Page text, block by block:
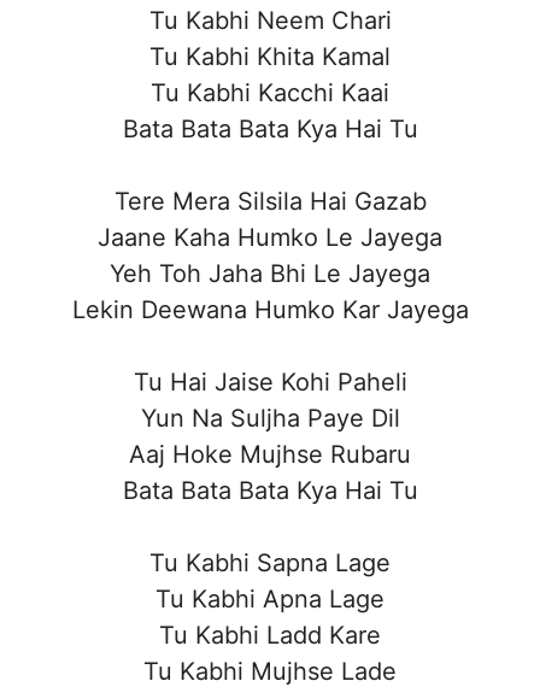
Tu Kabhi Neem Chari
Tu Kabhi Khita Kamal
Tu Kabhi Kacchi Kaai
Bata Bata Bata Kya Hai Tu
Tere Mera Silsila Hai Gazab
Jaane Kaha Humko Le Jayega
Yeh Toh Jaha Bhi Le Jayega
Lekin Deewana Humko Kar Jayega
Tu Hai Jaise Kohi Paheli
Yun Na Suljha Paye Dil
Aaj Hoke Mujhse Rubaru
Bata Bata Bata Kya Hai Tu
Tu Kabhi Sapna Lage
Tu Kabhi Apna Lage
Tu Kabhi Ladd Kare
Tu Kabhi Mujhse Lade